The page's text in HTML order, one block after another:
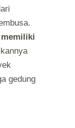
memiliki
gedung